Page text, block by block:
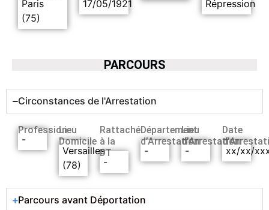
Paris
(75)
17/05/1921 Répression
PARCOURS
Circonstances de l'Arrestation
Profession
-
Lieu
Domicile
Versailles
(78)
Rattaché
à la
DT
-
Département
d’Arrestation
-
Lieu
d’Arrestation
-
Date
xx/xx/
Parcours avant Déportation